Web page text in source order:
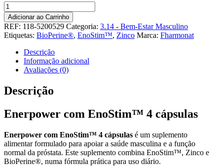
Quantidade
de
Enerpower
4
caps
Adicionar ao Carrinho
REF: 118-5200529 Categoria: 3.14 - Bem-Estar Masculino
Etiquetas: BioPerine®, EnoStim™, Zinco Marca: Fharmonat
Descrição
Informação adicional
Avaliações (0)
Descrição
Enerpower com EnoStim™ 4 cápsulas
Enerpower com EnoStim™ 4 cápsulas é um suplemento
alimentar formulado para apoiar a saúde masculina e a função
normal da próstata. Este suplemento combina EnoStim™, Zinco e
BioPerine®, numa fórmula prática para uso diário.